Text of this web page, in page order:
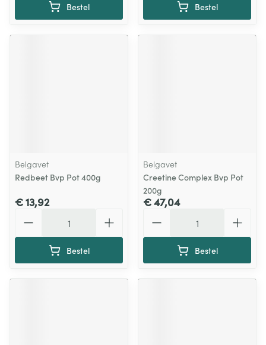
Bestel Bestel
Belgavet
Redbeet Bvp Pot 400g
€ 13,92
Bestel
Belgavet
Creetine Complex Bvp Pot
200g
€ 47,04
Bestel